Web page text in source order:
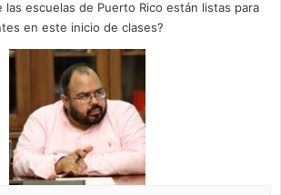
las escuelas de Puerto Rico están listas para
en este inicio de clases?